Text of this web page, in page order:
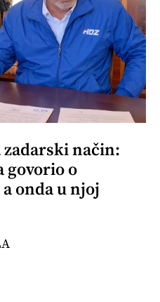
način:
govorio o
onda u njoj